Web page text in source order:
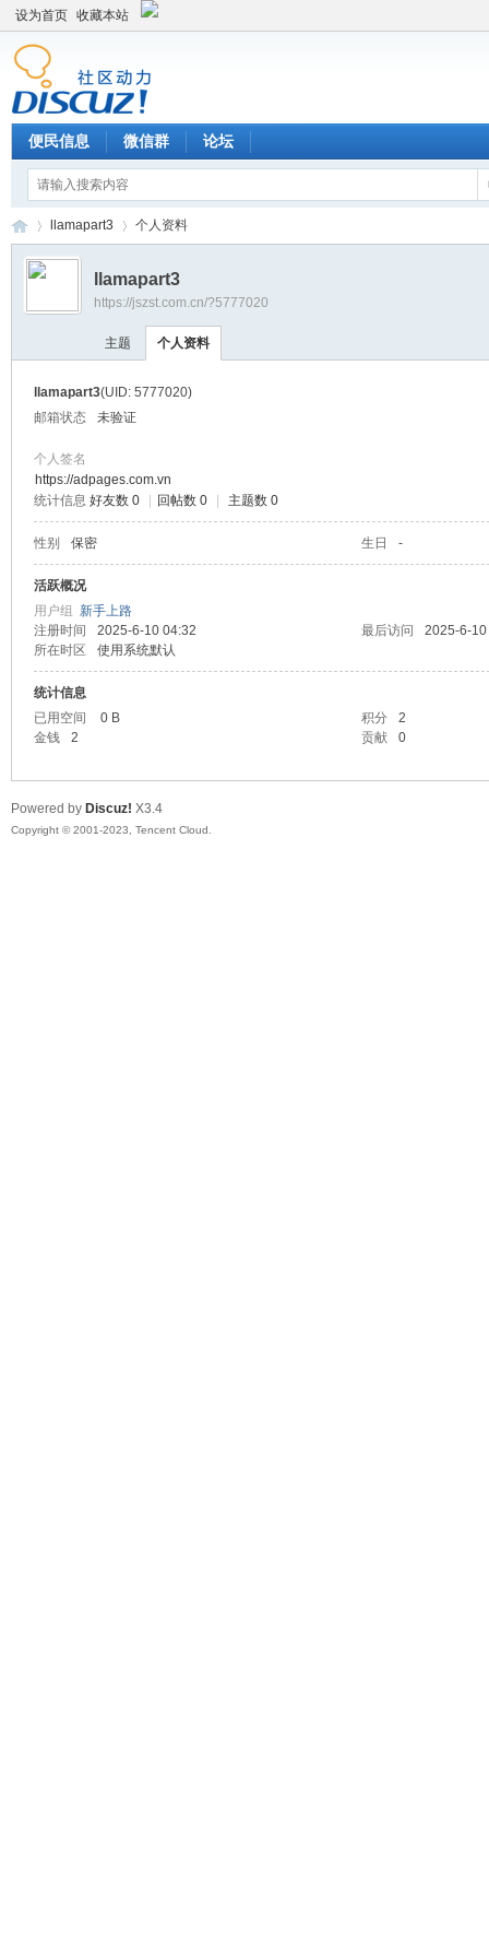
设为首页 收藏本站
便民信息 微信群 论坛
›
llamapart3 个人资料
llamapart3
https://jszst.com.cn/?5777020
主题 个人资料
llamapart3(UID: 5777020)
邮箱状态
未验证
个人签名
https://adpages.com.vn
统计信息 好友数 0 回帖数 0 主题数 0
性别 保密 生日 -
活跃概况
用户组 新手上路
注册时间
2025-6-10 04:32 最后访问
2025-6-
所在时区
使用系统默认
统计信息
已用空间
0 B 积分
2
金钱
2 贡献 0
Powered by Discuz! X3.4
Copyright © 2001-2023, Tencent Cloud.